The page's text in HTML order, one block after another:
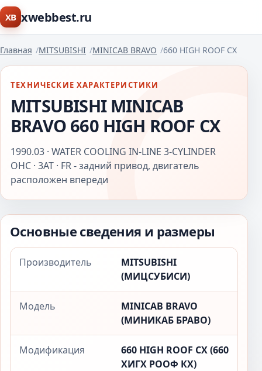
XB xwebbest.ru
Главная MITSUBISHI MINICAB BRAVO 660 HIGH ROOF CX
ТЕХНИЧЕСКИЕ ХАРАКТЕРИСТИКИ
MITSUBISHI MINICAB
BRAVO 660 HIGH ROOF CX
1990.03 · WATER COOLING IN-LINE 3-CYLINDER
OHC · 3AT · FR - задний привод, двигатель
расположен впереди
Основные сведения и размеры
Производитель
MITSUBISHI
(МИЦСУБИСИ)
Модель
MINICAB BRAVO
(МИНИКАБ БРАВО)
Модификация
660 HIGH ROOF CX (660
ХИГХ РООФ КX)